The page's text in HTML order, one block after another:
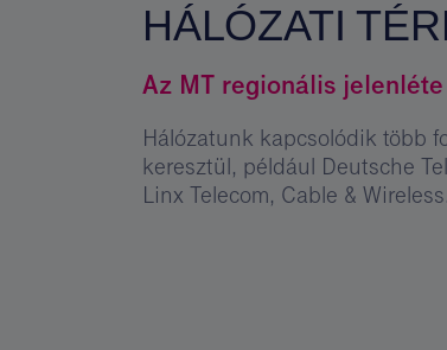
HÁLÓZATI
Az MT regionális jelenléte
Hálózatunk kapcsolódik több
keresztül, például Deutsche
Linx Telecom, Cable & Wireless.